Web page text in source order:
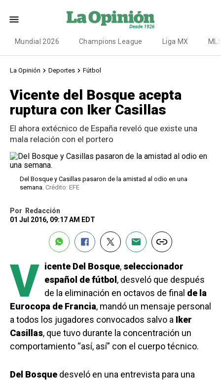
Mundial 2026 Champions League Liga MX
La Opinión Deportes Fútbol
Vicente del Bosque acepta
ruptura con Iker Casillas
El ahora extécnico de España reveló que existe una
mala relación con el portero
Del Bosque y Casillas pasaron de la amistad al odio en una
semana. Crédito: EFE
Por
Redacción
01 Jul 2016, 09:17 AM EDT
V icente Del Bosque, seleccionador
español de fútbol , desveló que después
de la eliminación en octavos de final de la
Eurocopa de Francia, mandó un mensaje personal
a todos los jugadores convocados salvo a Iker
Casillas, que tuvo durante la concentración un
comportamiento “así, así” con el cuerpo técnico.
Del Bosque desveló en una entrevista para una